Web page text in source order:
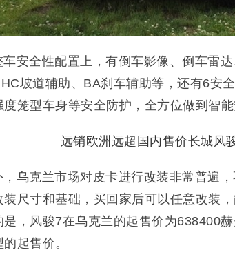
车安全性配置上，有倒车影像、倒车雷
坡道辅助、BA刹车辅助等，还有6安全
笼型车身等安全防护，全方位做到智能
，乌克兰市场对皮卡进行改装非常普遍
装尺寸和基础，买回家后可以任意改装
是，风骏7在乌克兰的起售价为638400
起售价。